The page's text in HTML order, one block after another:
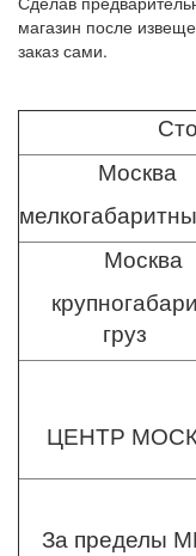
магазин после
заказ сами.
Москва
Москва
груз
ЦЕНТР
За пределы